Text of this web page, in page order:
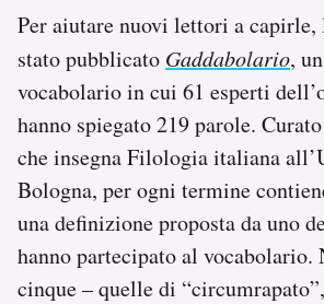
Per aiutare nuovi lettori a capirle,
stato pubblicato Gaddabolario,
vocabolario in cui 61 esperti
hanno spiegato 219 parole.
che insegna Filologia italiana
Bologna, per ogni termine
una definizione proposta da uno
hanno partecipato al
cinque – quelle di